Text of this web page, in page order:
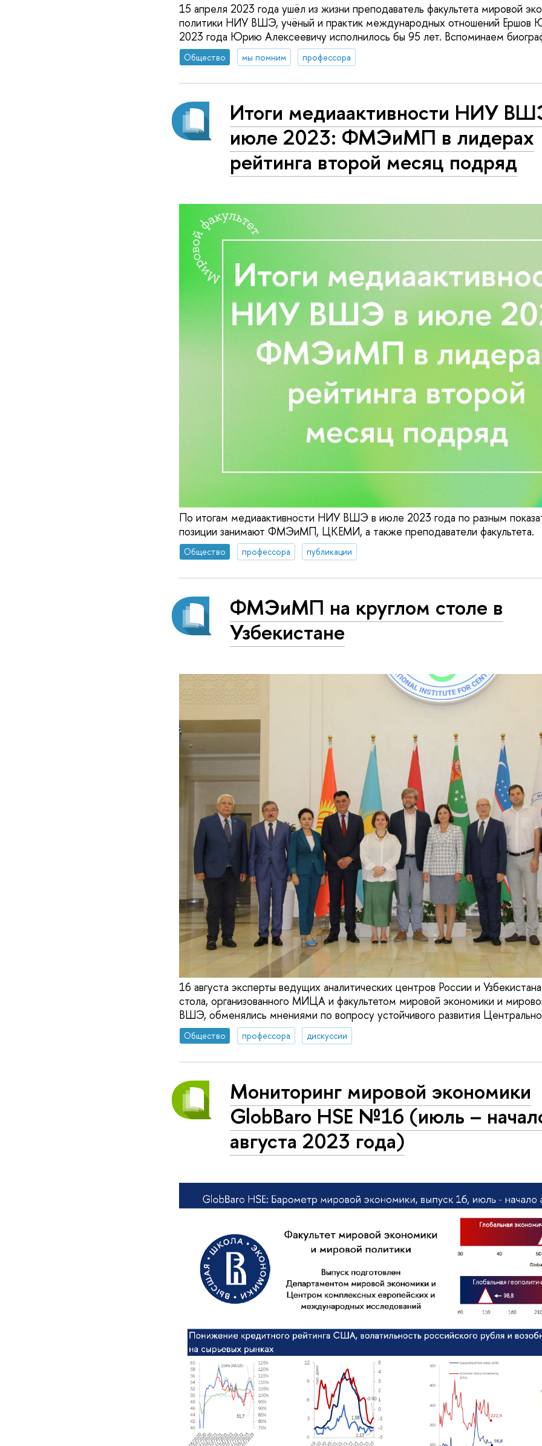
15 апреля 2023 года ушёл из жизни преподаватель факультета мировой
политики НИУ ВШЭ, учёный и практик международных отношений Ершов
2023 года Юрию Алексеевичу исполнилось бы 95 лет. Вспоминаем
Общество мы помним профессора
Итоги медиаактивности НИУ
июле 2023: ФМЭиМП в лидерах
рейтинга второй месяц подряд
По итогам медиаактивности НИУ ВШЭ в июле 2023 года по разным
позиции занимают ФМЭиМП, ЦКЕМИ, а также преподаватели факультета.
Общество профессора публикации
ФМЭиМП на круглом столе в
Узбекистане
16 августа эксперты ведущих аналитических центров России и
стола, организованного МИЦА и факультетом мировой экономики и
ВШЭ, обменялись мнениями по вопросу устойчивого развития
Общество профессора дискуссии
Мониторинг мировой экономики
GlobBaro HSE №16 (июль –
августа 2023 года)